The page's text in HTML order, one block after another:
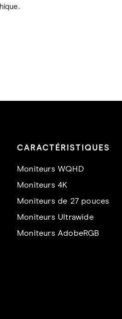
CARACTÉRISTIQUES
Moniteurs WQHD
Moniteurs 4K
Moniteurs de 27 pouces
Moniteurs Ultrawide
Moniteurs AdobeRGB